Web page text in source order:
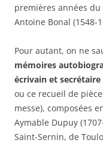
premières années du
Antoine Bonal (1548-
Pour autant, on ne
mémoires
écrivain et secrétaire
ou ce recueil de
messe), composées
Aymable Dupuy
Saint-Sernin, de